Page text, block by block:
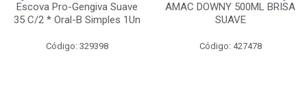
Escova Pro-Gengiva Suave
35 C/2 * Oral-B Simples 1Un
Código: 329398
AMAC DOWNY 500ML BRISA
SUAVE
Código: 427478